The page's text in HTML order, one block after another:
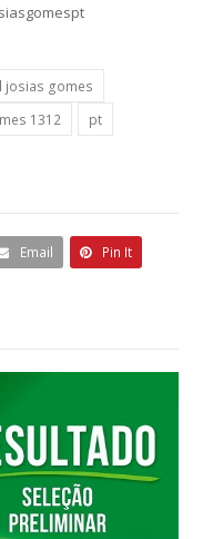
josias gomes
1312 pt
Email Pin It